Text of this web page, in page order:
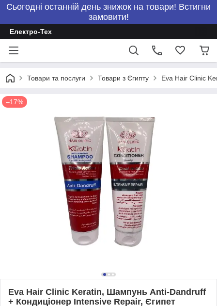
Сьогодні останній день знижок на товари! Встигни
замовити!
Електро-Тех
Товари та послуги Товари з Єгипту Eva Hair Clinic
–17%
Eva Hair Clinic Keratin, Шампунь Anti-Dandruff
+ Кондиціонер Intensive Repair, Єгипет